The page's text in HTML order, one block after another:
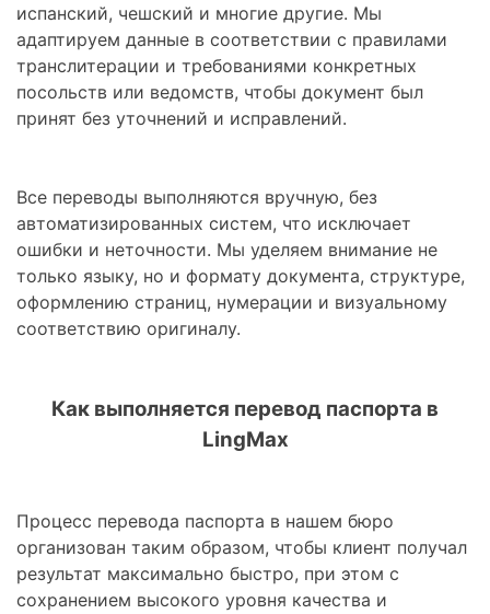
испанский, чешский и многие другие. Мы
адаптируем данные в соответствии с правилами
транслитерации и требованиями конкретных
посольств или ведомств, чтобы документ был
принят без уточнений и исправлений.
Все переводы выполняются вручную, без
автоматизированных систем, что исключает
ошибки и неточности. Мы уделяем внимание не
только языку, но и формату документа, структуре,
оформлению страниц, нумерации и визуальному
соответствию оригиналу.
Как выполняется перевод паспорта в
LingMax
Процесс перевода паспорта в нашем бюро
организован таким образом, чтобы клиент получал
результат максимально быстро, при этом с
сохранением высокого уровня качества и